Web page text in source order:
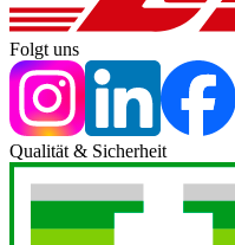
Folgt uns
Qualität & Sicherheit